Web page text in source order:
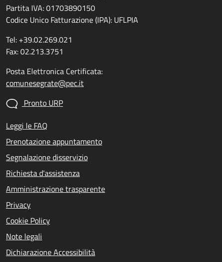
Partita IVA: 01703890150
Codice Unico Fatturazione (IPA): UFLPIA
Tel: +39.02.269.021
Fax: 02.213.3751
Posta Elettronica Certificata:
comunesegrate@pec.it
Pronto URP
Leggi le FAQ
Prenotazione appuntamento
Segnalazione disservizio
Richiesta d'assistenza
Amministrazione trasparente
Privacy
Cookie Policy
Note legali
Dichiarazione Accessibilità